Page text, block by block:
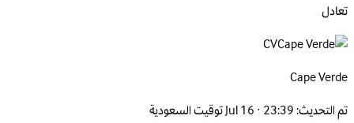
تعادل
CV
CapeVerde
تم التحديث:Jul 16 · 23:39 توقيت السعودية